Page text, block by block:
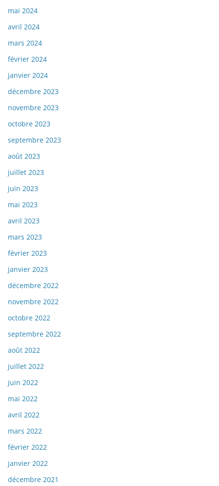
mai 2024
avril 2024
mars 2024
février 2024
janvier 2024
décembre 2023
novembre 2023
octobre 2023
septembre 2023
août 2023
juillet 2023
juin 2023
mai 2023
avril 2023
mars 2023
février 2023
janvier 2023
décembre 2022
novembre 2022
octobre 2022
septembre 2022
août 2022
juillet 2022
juin 2022
mai 2022
avril 2022
mars 2022
février 2022
janvier 2022
décembre 2021